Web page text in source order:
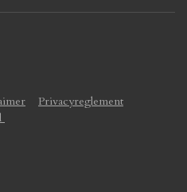
Privacyreglement